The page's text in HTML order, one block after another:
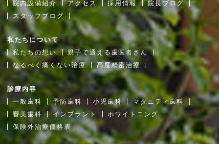
院内設備紹介
アクセス 採用情報
院長ブログ
スタッフブログ
私たちについて
私たちの想い
親子で通える歯医者さん
なるべく痛くない治療
高度精密治療
診療内容
一般歯科
予防歯科 小児歯科
マタニティ歯科
審美歯科
インプラント
ホワイトニング
保険外治療価格表